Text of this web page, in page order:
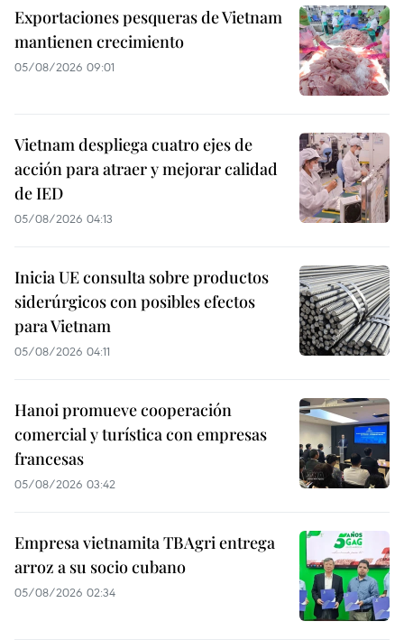
Exportaciones pesqueras de Vietnam
mantienen crecimiento
05/08/2026 09:01
Vietnam despliega cuatro ejes de
acción para atraer y mejorar calidad
de IED
05/08/2026 04:13
Inicia UE consulta sobre productos
siderúrgicos con posibles efectos
para Vietnam
05/08/2026 04:11
Hanoi promueve cooperación
comercial y turística con empresas
francesas
05/08/2026 03:42
Empresa vietnamita TBAgri entrega
arroz a su socio cubano
05/08/2026 02:34